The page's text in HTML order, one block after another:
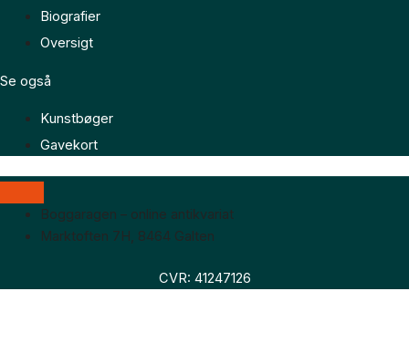
Biografier
Oversigt
Se også
Kunstbøger
Gavekort
Boggaragen – online antikvariat
Marktoften 7H, 8464 Galten
CVR: 41247126